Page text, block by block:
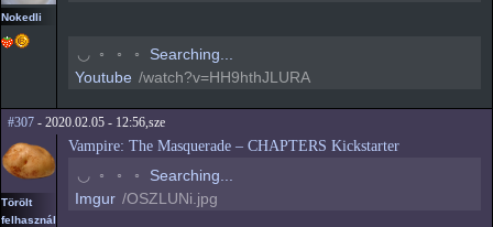
Nokedli
◠ ◦ ◦ ◦
Searching...
Youtube /watch?v=HH9hthJLURA
#307 - 2020.02.05 - 12:56,sze
Törölt
felhasználó
Vampire: The Masquerade – CHAPTERS Kickstarter
◠ ◦ ◦ ◦
Searching...
Imgur /OSZLUNi.jpg